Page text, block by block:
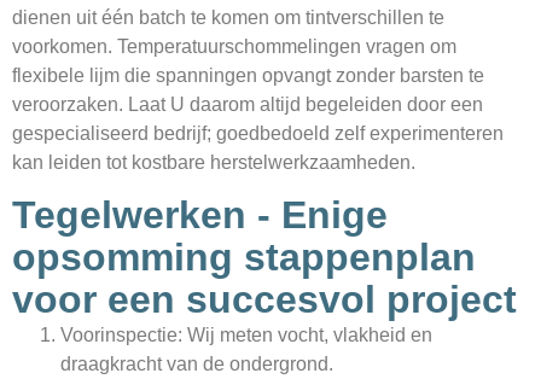
dienen uit één batch te komen om tintverschillen te
voorkomen. Temperatuur­schommelingen vragen om
flexibele lijm die spanningen opvangt zonder barsten te
veroorzaken. Laat U daarom altijd begeleiden door een
gespecialiseerd bedrijf; goedbedoeld zelf experimenteren
kan leiden tot kostbare herstel­werkzaamheden.
Tegelwerken - Enige
opsomming stappenplan
voor een succesvol project
Voorinspectie: Wij meten vocht, vlakheid en
draagkracht van de ondergrond.